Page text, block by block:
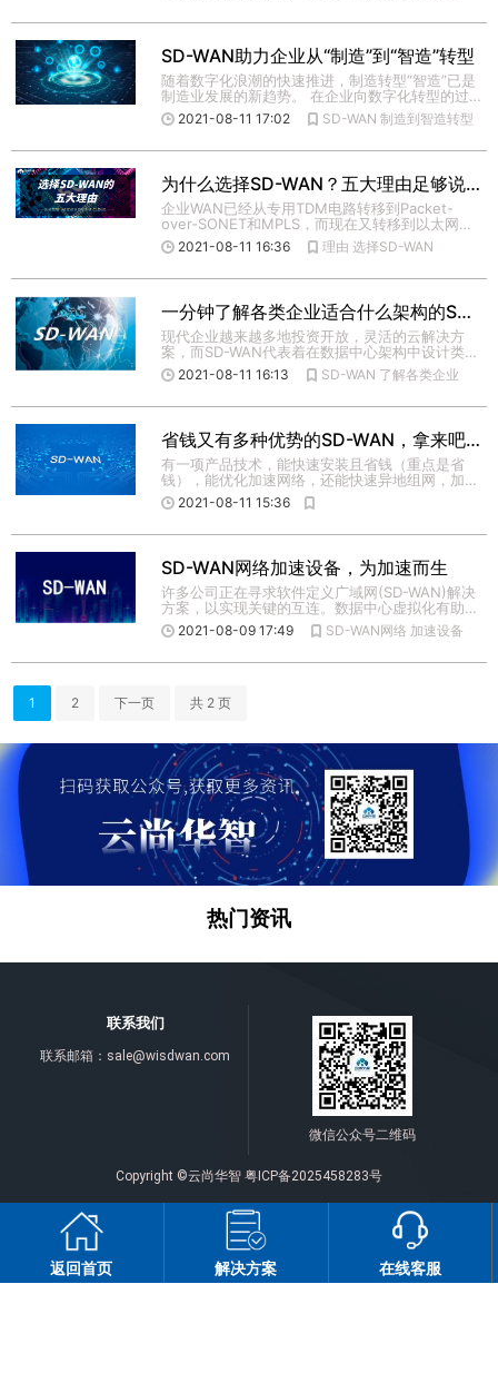
SD-WAN助力企业从“制造”到“智造”转型
随着数字化浪潮的快速推进，制造转型“智造”已是
制造业发展的新趋势。 在企业向数字化转型的过
程中，SD-WAN以 […]
2021-08-11 17:02 SD-WAN 制造到智造转型
为什么选择SD-WAN？五大理由足够说服您
企业WAN已经从专用TDM电路转移到Packet-
over-SONET和MPLS，而现在又转移到以太网接
入服务 […]
2021-08-11 16:36 理由 选择SD-WAN
一分钟了解各类企业适合什么架构的SD-WAN！
现代企业越来越多地投资开放，灵活的云解决方
案，而SD-WAN代表着在数据中心架构中设计类似
优势的努力。SD-W […]
2021-08-11 16:13 SD-WAN 了解各类企业
省钱又有多种优势的SD-WAN，拿来吧你！
有一项产品技术，能快速安装且省钱（重点是省
钱），能优化加速网络，还能快速异地组网，加密
传输数据又安全，你问是什 […]
2021-08-11 15:36
SD-WAN网络加速设备，为加速而生
许多公司正在寻求软件定义广域网(SD-WAN)解决
方案，以实现关键的互连。数据中心虚拟化有助于
减少硬件和成本， […]
2021-08-09 17:49 SD-WAN网络 加速设备
1 2 下一页 共 2 页
热门资讯
联系我们
联系邮箱： sale@wisdwan.com
微信公众号二维码
Copyright ©云尚华智 粤ICP备2025458283号
返回首页 解决方案 在线客服